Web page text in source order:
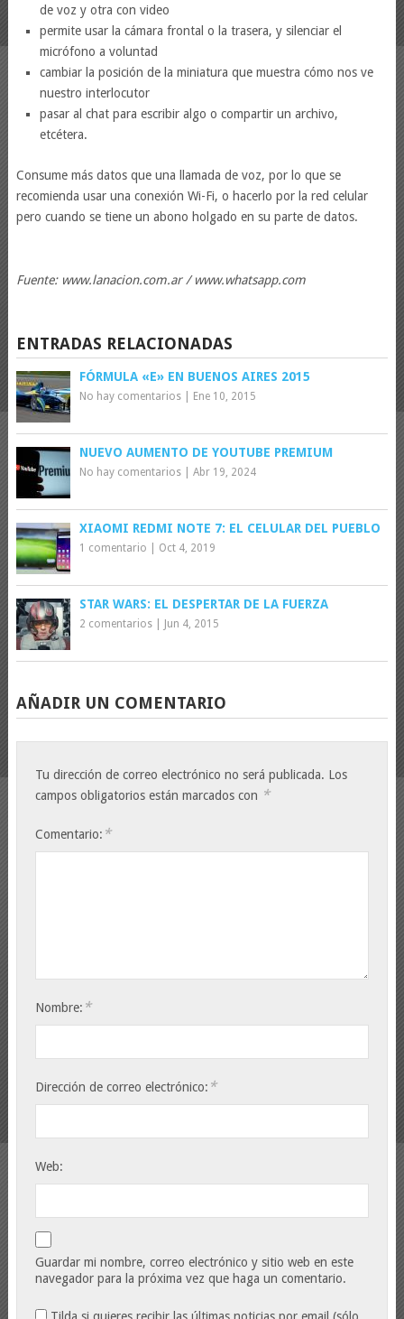
de voz y otra con video
permite usar la cámara frontal o la trasera, y silenciar el
micrófono a voluntad
cambiar la posición de la miniatura que muestra cómo nos ve
nuestro interlocutor
pasar al chat para escribir algo o compartir un archivo,
etcétera.
Consume más datos que una llamada de voz, por lo que se
recomienda usar una conexión Wi-Fi, o hacerlo por la red celular
pero cuando se tiene un abono holgado en su parte de datos.
Fuente: www.lanacion.com.ar / www.whatsapp.com
ENTRADAS RELACIONADAS
FÓRMULA «E» EN BUENOS AIRES 2015
No hay comentarios| Ene 10, 2015
NUEVO AUMENTO DE YOUTUBE PREMIUM
No hay comentarios| Abr 19, 2024
XIAOMI REDMI NOTE 7: EL CELULAR DEL PUEBLO
1 comentario Oct 4, 2019
STAR WARS: EL DESPERTAR DE LA FUERZA
2 comentarios| Jun 4, 2015
AÑADIR UN COMENTARIO
Tu dirección de correo electrónico no será publicada. Los
campos obligatorios están marcados con *
Comentario: *
Nombre: *
Dirección de correo electrónico: *
Web:
Guardar mi nombre, correo electrónico y sitio web en este
navegador para la próxima vez que haga un comentario.
Tilda si quieres recibir las últimas noticias por email (sólo